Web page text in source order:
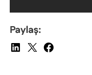
Paylaş: